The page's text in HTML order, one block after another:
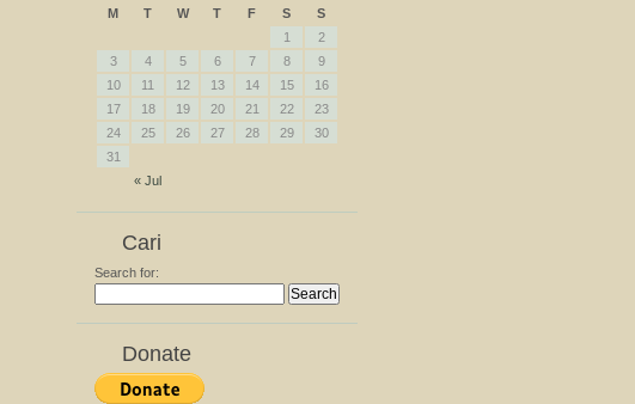
M
T W T F S S
« Jul
1
2
3
4 5 6 7 8
9
10
11 12 13 14 15
16
17
18 19 20 21 22
23
24
25 26 27 28 29
30
31
Cari
Search for:
Donate